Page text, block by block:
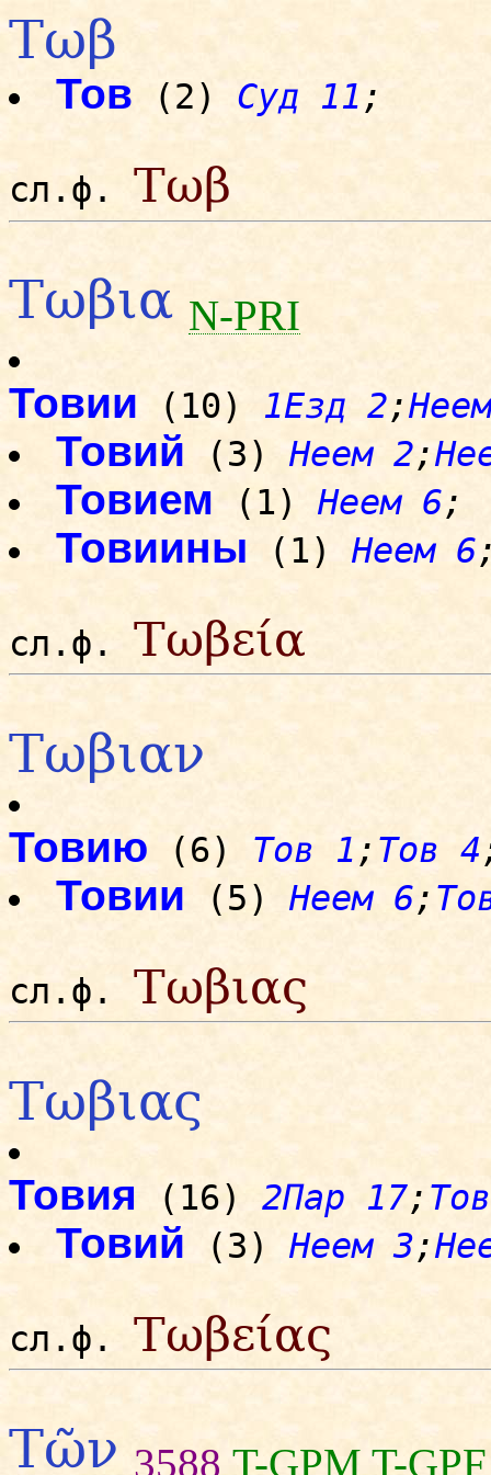
Τωβ
Тов (2) Суд 11 ;
сл.ф. Τωβ
Τωβια N-PRI
Товии (10) 1Езд 2;
Товий (3) Неем 2;
Товием (1) Неем 6;
Товиины (1) Неем 6
сл.ф. Τωβεία
Τωβιαν
Товию (6) Тов 1 ; Тов 4
Товии (5) Неем 6;
сл.ф. Τωβιας
Τωβιας
Товия (16) 2Пар 17;
Товий (3) Неем 3;
сл.ф. Τωβείας
Τῶν 3588 T-GPM T-GPF